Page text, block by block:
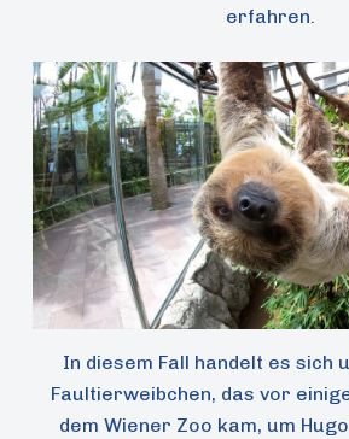
erfahren.
In diesem Fall handelt es sich
Faultierweibchen, das vor
dem Wiener Zoo kam, um